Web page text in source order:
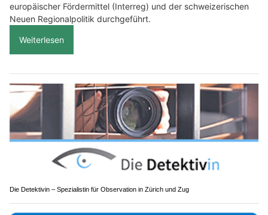
europäischer Fördermittel (Interreg) und der schweizerischen
Neuen Regionalpolitik durchgeführt.
Weiterlesen
Die Detektivin – Spezialistin für Observation in Zürich und Zug